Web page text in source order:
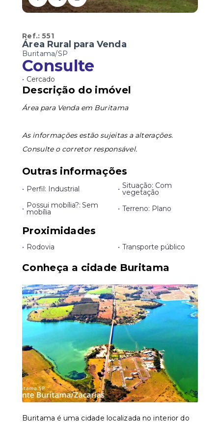
Ref.:551
Área Rural para Venda
Buritama/SP
Consulte
• Cercado
Descrição do imóvel
Área para Venda em Buritama
As informações estão sujeitas a alterações.
Consulte o corretor responsável.
Outras informações
• Perfil: Industrial • Situação: Com
vegetação
• Possui mobília?: Sem
mobília • Terreno: Plano
Proximidades
• Rodovia • Transporte público
Conheça a cidade Buritama
Buritama é uma cidade localizada no interior do